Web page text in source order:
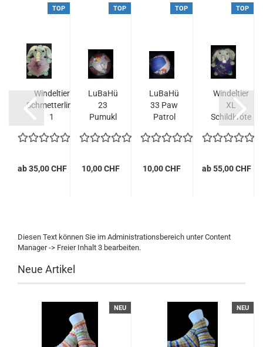
TOP
Windeltier
Schmetterling
1
ab 35,00 CHF
TOP
LuBaHü
23
Pumukl
10,00 CHF
TOP
LuBaHü
33 Paw
Patrol
10,00 CHF
TOP
Windeltier
XL
Schildkröte
ab 55,00 CHF
Diesen Text können Sie im Administrationsbereich unter Content
Manager -> Freier Inhalt 3 bearbeiten.
Neue Artikel
NEU NEU